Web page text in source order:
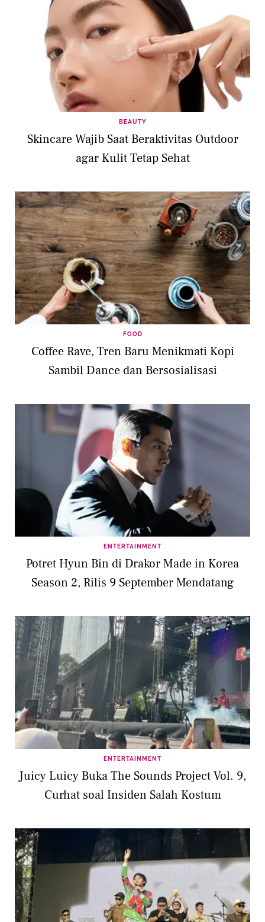
BEAUTY
Skincare Wajib Saat Beraktivitas Outdoor
agar Kulit Tetap Sehat
FOOD
Coffee Rave, Tren Baru Menikmati Kopi
Sambil Dance dan Bersosialisasi
ENTERTAINMENT
Potret Hyun Bin di Drakor Made in Korea
Season 2, Rilis 9 September Mendatang
ENTERTAINMENT
Juicy Luicy Buka The Sounds Project Vol. 9,
Curhat soal Insiden Salah Kostum